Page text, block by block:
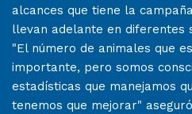
alcances que tiene la
llevan adelante en diferentes
"El número de animales que
importante, pero somos
estadísticas que manejamos
tenemos que mejorar"